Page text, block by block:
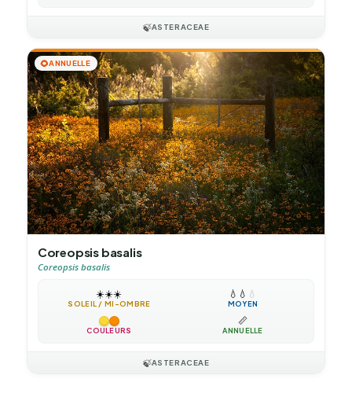
🍃ASTERACEAE
🌻ANNUELLE
Coreopsis basalis
Coreopsis basalis
☀️☀️☀️
SOLEIL / MI-OMBRE
💧 💧 💧
MOYEN
COULEURS
📏
ANNUELLE
🍃ASTERACEAE